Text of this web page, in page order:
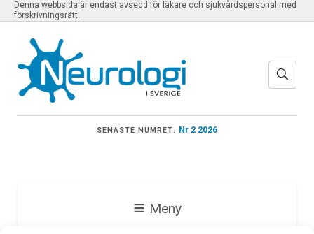
Denna webbsida är endast avsedd för läkare och sjukvårdspersonal med
förskrivningsrätt.
SENASTE NUMRET: Nr 2 2026
Meny